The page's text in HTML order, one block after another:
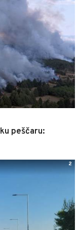
peščaru:
2